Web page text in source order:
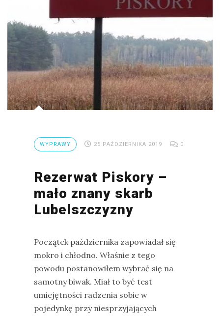
WYPRAWY 25 PAŹDZIERNIKA 2019 0
Rezerwat Piskory –
mało znany skarb
Lubelszczyzny
Początek października zapowiadał się
mokro i chłodno. Właśnie z tego
powodu postanowiłem wybrać się na
samotny biwak. Miał to być test
umiejętności radzenia sobie w
pojedynkę przy niesprzyjających